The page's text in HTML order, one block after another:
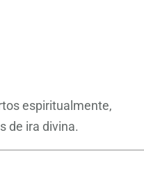
espiritualmente,
de ira divina.